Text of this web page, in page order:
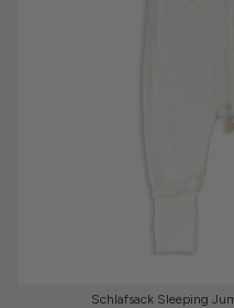
Schlafsack Sleeping